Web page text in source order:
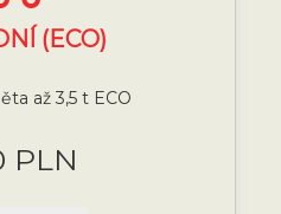
(ECO)
až 3,5 t ECO
PLN